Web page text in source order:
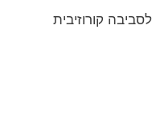
קורוזיבית